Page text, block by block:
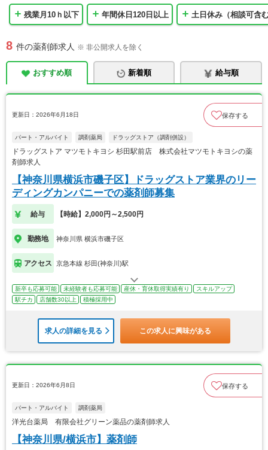
残業月10ｈ以下 年間休日120日以上 土日休み（相談可含
8 件の薬剤師求人 ※ 非公開求人を除く
おすすめ順 新着順 給与順
更新日：2026年6月18日 保存する
パート・アルバイト 調剤薬局 ドラッグストア（調剤併設）
ドラッグストア マツモトキヨシ 杉田駅前店 株式会社マツモトキヨシの薬
剤師求人
【神奈川県横浜市磯子区】ドラッグストア業界のリー
ディングカンパニーでの薬剤師募集
給与 【時給】2,000円～2,500円
勤務地 神奈川県 横浜市磯子区
アクセス 京急本線 杉田(神奈川)駅
新卒も応募可能 未経験者も応募可能 産休・育休取得実績有り
スキルアップ
駅チカ
店舗数30以上 積極採用中
求人の詳細を見る この求人に興味がある
更新日：2026年6月8日 保存する
パート・アルバイト 調剤薬局
洋光台薬局 有限会社グリーン薬品の薬剤師求人
【神奈川県/横浜市】薬剤師